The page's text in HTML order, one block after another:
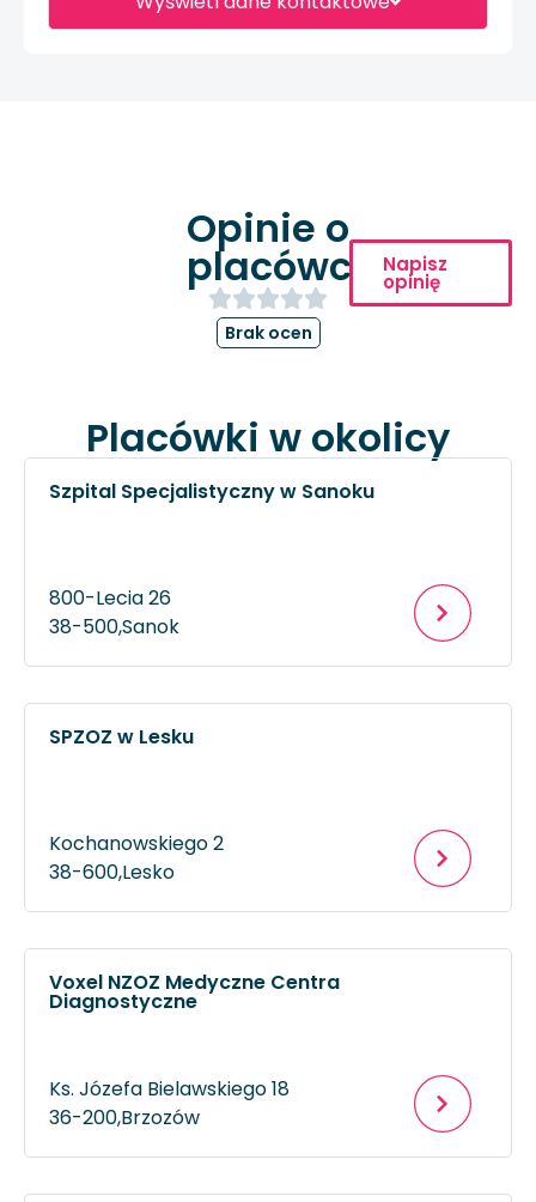
Opinie o
placówce
Brak ocen
Napisz
opinię
Placówki w okolicy
Szpital Specjalistyczny w Sanoku
800-Lecia 26
38-500,Sanok
SPZOZ w Lesku
Kochanowskiego 2
38-600,Lesko
Voxel NZOZ Medyczne Centra
Diagnostyczne
Ks. Józefa Bielawskiego 18
36-200,Brzozów